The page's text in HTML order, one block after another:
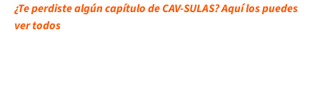
¿Te perdiste algún capítulo de CAV-SULAS? Aquí los puedes
ver todos